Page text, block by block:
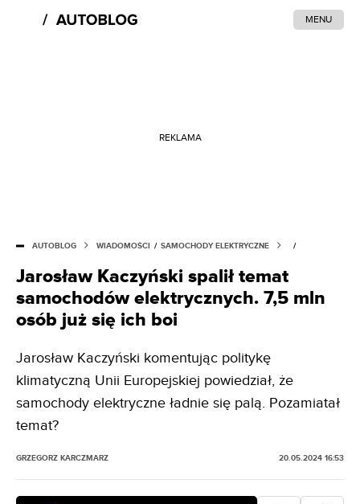
MENU
REKLAMA
AUTOBLOG WIADOMOŚCI / SAMOCHODY ELEKTRYCZNE /
Jarosław Kaczyński spalił temat
samochodów elektrycznych. 7,5 mln
osób już się ich boi
Jarosław Kaczyński komentując politykę
klimatyczną Unii Europejskiej powiedział, że
samochody elektryczne ładnie się palą. Pozamiatał
temat?
GRZEGORZ KARCZMARZ 20.05.2024 16:53